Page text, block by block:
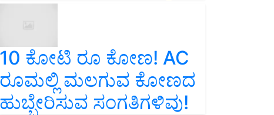
10 ಕೋಟಿ ರೂ ಕೋಣ! AC
ರೂಮಲ್ಲಿ ಮಲಗುವ ಕೋಣದ
ಹುಬ್ಬೇರಿಸುವ ಸಂಗತಿಗಳಿವು!